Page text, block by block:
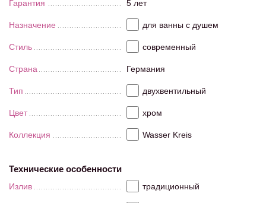
Гарантия 5 лет
Назначение для ванны с душем
Стиль современный
Страна Германия
Тип двухвентильный
Цвет хром
Коллекция Wasser Kreis
Технические особенности
Излив традиционный